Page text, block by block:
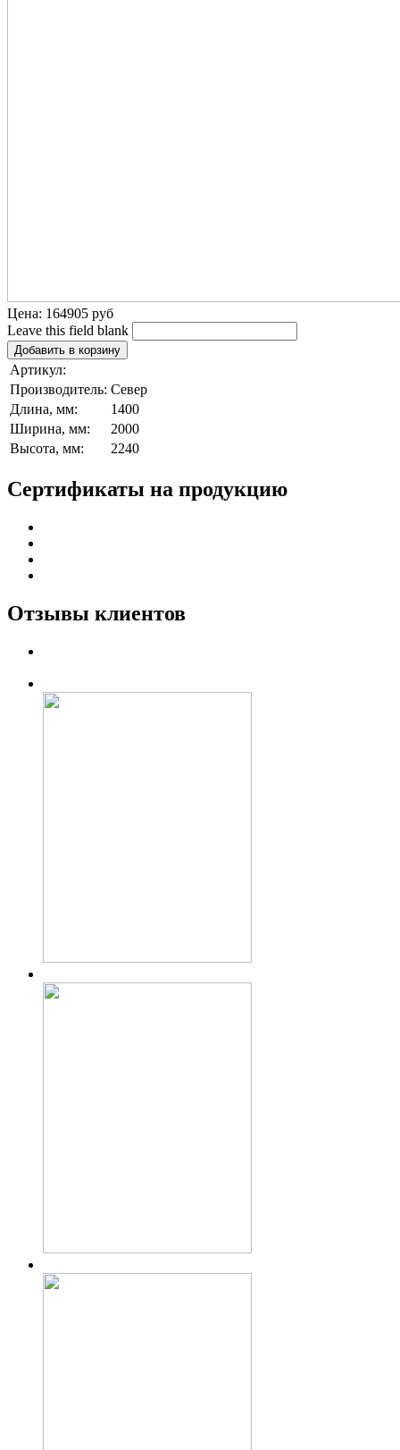
Цена: 164905 руб
Leave this field blank
Артикул:
Производитель: Север
Длина, мм:
1400
Ширина, мм:
2000
Высота, мм:
2240
Сертификаты на продукцию
Отзывы клиентов